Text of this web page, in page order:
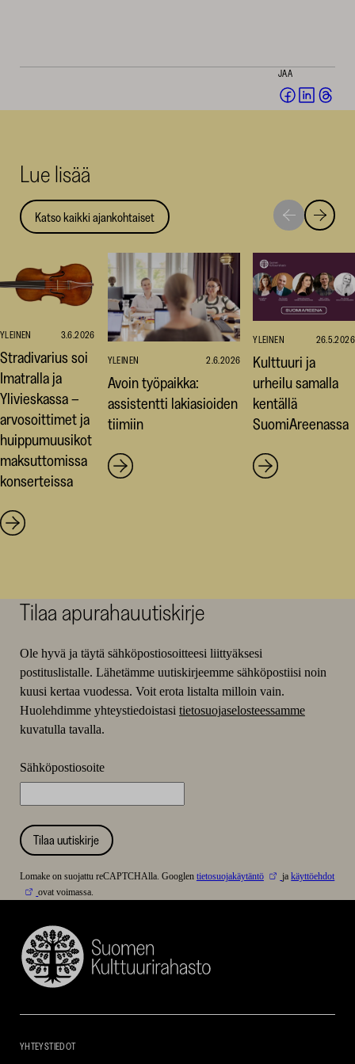
JAA
Jaa Jaa
Lue lisää
Katso kaikki ajankohtaiset
Siirry
seuraavaan
Siirry
YLEINEN 3.6.2026
Stradivarius soi
Imatralla ja
Ylivieskassa –
arvosoittimet ja
huippumuusikot
maksuttomissa
konserteissa
YLEINEN 2.6.2026
Avoin työpaikka:
assistentti lakiasioiden
tiimiin
YLEINEN 26.5.2026
Kulttuuri ja
urheilu samalla
kentällä
SuomiAreenassa
Tilaa apurahauutiskirje
Ole hyvä ja täytä sähköpostiosoitteesi liittyäksesi
postituslistalle. Lähetämme uutiskirjeemme sähköpostiisi noin
kuusi kertaa vuodessa. Voit erota listalta milloin vain.
Huolehdimme yhteystiedoistasi tietosuojaselosteessamme
kuvatulla tavalla.
Sähköpostiosoite
Tilaa uutiskirje
Lomake on suojattu reCAPTCHAlla. Googlen tietosuojakäytäntö jakäyttöehdot
ovat voimassa.
Suomen
Kulttuurirahasto
YHTEYSTIEDOT